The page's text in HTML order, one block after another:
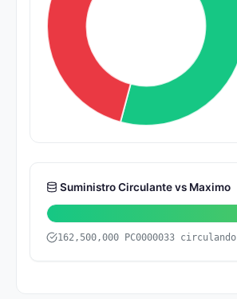
Suministro Circulante vs Maximo
162,500,000 PC0000033 circulando